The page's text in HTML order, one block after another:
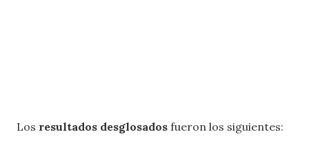
Los resultados desglosados fueron los siguientes: